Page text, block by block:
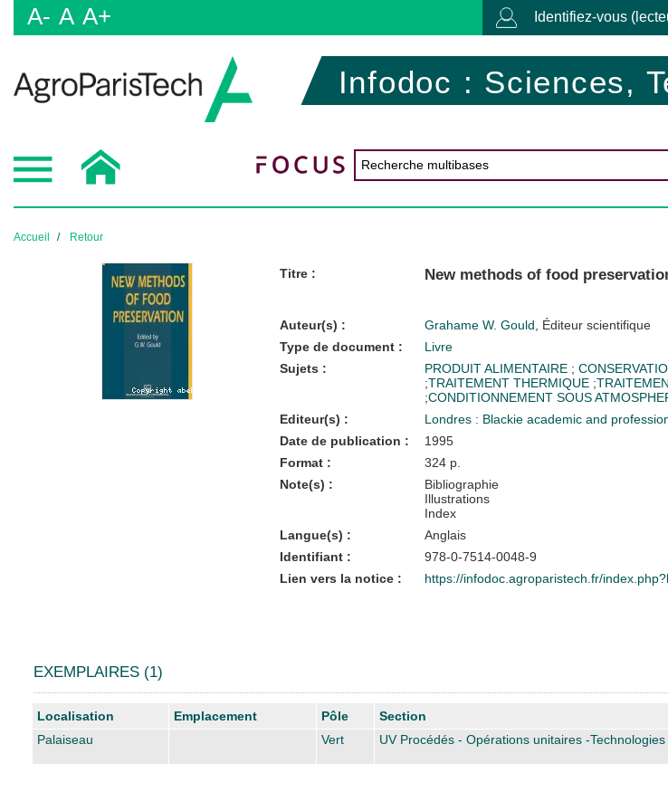
A- A A+ Identifiez-vous
Infodoc : Sciences,
Accueil Retour
Titre : New methods of food
Auteur(s) : Grahame W. Gould , Éditeur scientifique
Type de document :
Livre
Sujets :
PRODUIT ALIMENTAIRE ;
;TRAITEMENT THERMIQUE ;
;CONDITIONNEMENT SOUS
Editeur(s) :
Londres : Blackie academic and
Date de publication :
1995
Format :
324 p.
Note(s) :
Bibliographie
Illustrations
Index
Langue(s) :
Anglais
Identifiant :
978-0-7514-0048-9
Lien vers la notice :
https://infodoc.agroparistech.fr/
EXEMPLAIRES (1)
Liste des exemplaires
Localisation Emplacement Pôle Section
Palaiseau
Vert UV Procédés - Opérations unitaires -Technologies